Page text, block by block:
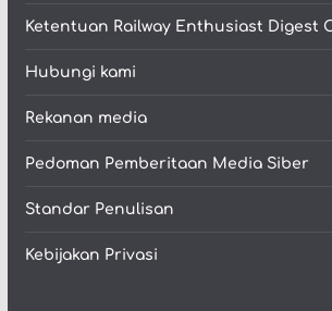
Ketentuan Railway Enthusiast Digest
Hubungi kami
Rekanan media
Pedoman Pemberitaan Media Siber
Standar Penulisan
Kebijakan Privasi